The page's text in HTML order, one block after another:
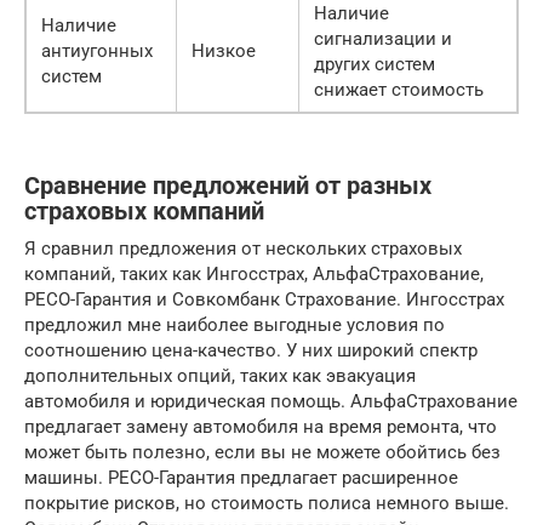
Наличие
антиугонных
систем
Низкое
Наличие
сигнализации и
других систем
снижает стоимость
Сравнение предложений от разных
страховых компаний
Я сравнил предложения от нескольких страховых
компаний, таких как Ингосстрах, АльфаСтрахование,
РЕСО-Гарантия и Совкомбанк Страхование. Ингосстрах
предложил мне наиболее выгодные условия по
соотношению цена-качество. У них широкий спектр
дополнительных опций, таких как эвакуация
автомобиля и юридическая помощь. АльфаСтрахование
предлагает замену автомобиля на время ремонта, что
может быть полезно, если вы не можете обойтись без
машины. РЕСО-Гарантия предлагает расширенное
покрытие рисков, но стоимость полиса немного выше.